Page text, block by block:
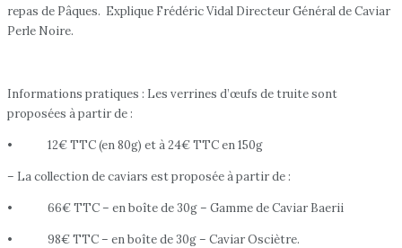
repas de Pâques. Explique Frédéric Vidal Directeur Général de Caviar
Perle Noire.
Informations pratiques : Les verrines d’œufs de truite sont
proposées à partir de :
• 12€ TTC (en 80g) et à 24€ TTC en 150g
– La collection de caviars est proposée à partir de :
• 66€ TTC – en boîte de 30g – Gamme de Caviar Baerii
• 98€ TTC – en boîte de 30g – Caviar Osciètre.